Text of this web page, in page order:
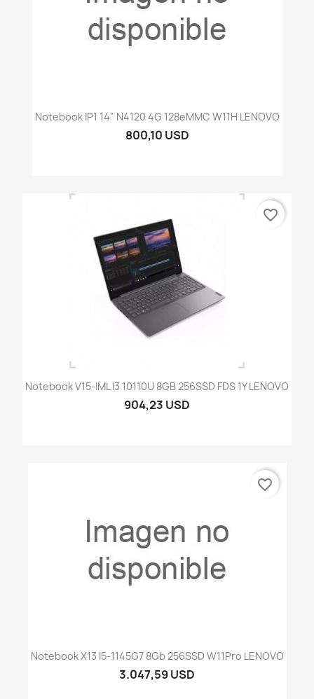
Notebook IP1 14" N4120 4G 128eMMC W11H LENOVO
800,10 USD
Notebook V15-IML I3 10110U 8GB 256SSD FDS 1Y LENOVO
904,23 USD
favorite_border
Notebook X13 I5-1145G7 8Gb 256SSD W11Pro LENOVO
3.047,59 USD
favorite_border